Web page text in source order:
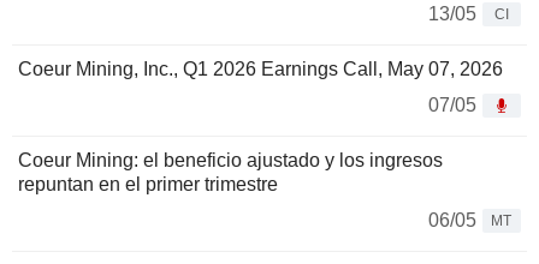
13/05
CI
Coeur Mining, Inc., Q1 2026 Earnings Call, May 07, 2026
07/05
Coeur Mining: el beneficio ajustado y los ingresos
repuntan en el primer trimestre
06/05
MT